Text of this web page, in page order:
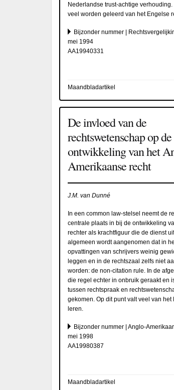
Nederlandse trust-achtige verhouding.
veel worden geleerd van het Engelse
Bijzonder nummer |
mei 1994
AA19940331
Maandbladartikel
De invloed van de
rechtswetenschap op de
ontwikkeling van het
Amerikaanse recht
J.M. van Dunné
In een common law-stelsel neemt de
centrale plaats in bij de ontwikkeling
rechter als krachtfiguur die de dienst
algemeen wordt aangenomen dat in
opvattingen van schrijvers weinig
leggen en in de rechtszaal zelfs niet
worden: de non-citation rule. In de
die regel echter in onbruik geraakt en
tussen rechtspraak en
gekomen. Op dit punt valt veel van het
leren.
Bijzonder nummer | Anglo-
mei 1998
AA19980387
Maandbladartikel